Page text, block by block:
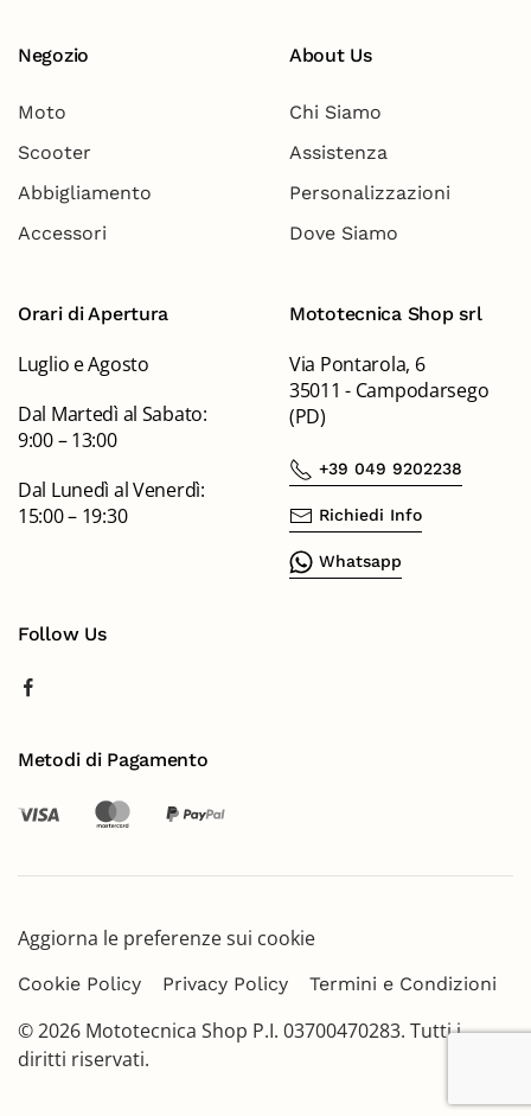
Negozio
Moto
Scooter
Abbigliamento
Accessori
About Us
Chi Siamo
Assistenza
Personalizzazioni
Dove Siamo
Orari di Apertura
Luglio e Agosto
Dal Martedì al Sabato:
9:00 – 13:00
Dal Lunedì al Venerdì:
15:00 – 19:30
Mototecnica Shop srl
Via Pontarola, 6
35011 - Campodarsego
(PD)
+39 049 9202238
Richiedi Info
Whatsapp
Follow Us
Metodi di Pagamento
Aggiorna le preferenze sui cookie
Cookie Policy Privacy Policy Termini e Condizioni
©2026 Mototecnica Shop P.I. 03700470283. Tutti i
diritti riservati.